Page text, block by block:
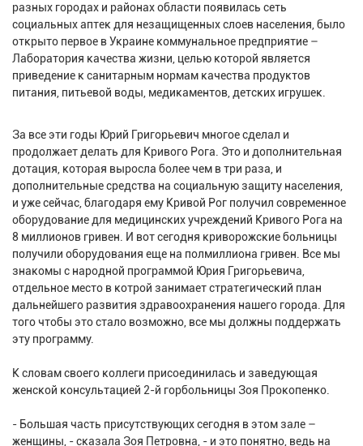
разных городах и районах области появилась сеть
социальных аптек для незащищенных слоев населения, было
открыто первое в Украине коммунальное предприятие –
Лаборатория качества жизни, целью которой является
приведение к санитарным нормам качества продуктов
питания, питьевой воды, медикаментов, детских игрушек.
За все эти годы Юрий Григорьевич многое сделал и
продолжает делать для Кривого Рога. Это и дополнительная
дотация, которая выросла более чем в три раза, и
дополнительные средства на социальную защиту населения,
и уже сейчас, благодаря ему Кривой Рог получил современное
оборудование для медицинских учреждений Кривого Рога на
8 миллионов гривен. И вот сегодня криворожские больницы
получили оборудования еще на полмиллиона гривен. Все мы
знакомы с народной программой Юрия Григорьевича,
отдельное место в котрой занимает стратегический план
дальнейшего развития здравоохранения нашего города. Для
того чтобы это стало возможно, все мы должны поддержать
эту программу.
К словам своего коллеги присоединилась и заведующая
женской консультацией 2-й горбольницы Зоя Прокопенко.
- Большая часть присутствующих сегодня в этом зале –
женщины, - сказала Зоя Петровна, - и это понятно, ведь на